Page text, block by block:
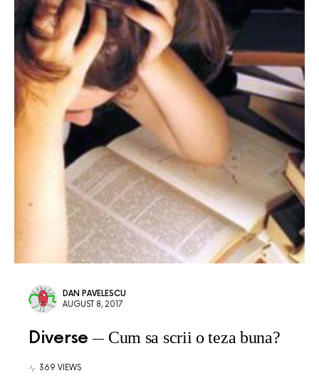
DAN PAVELESCU
AUGUST 8, 2017
Diverse Cum sa scrii o teza buna?
369 VIEWS